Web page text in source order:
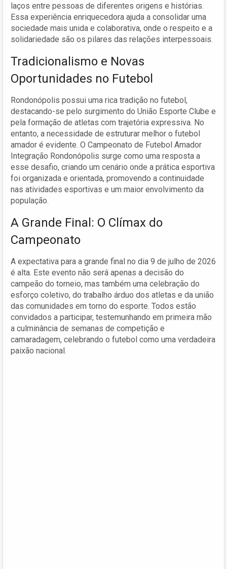
laços entre pessoas de diferentes origens e histórias.
Essa experiência enriquecedora ajuda a consolidar uma
sociedade mais unida e colaborativa, onde o respeito e a
solidariedade são os pilares das relações interpessoais.
Tradicionalismo e Novas
Oportunidades no Futebol
Rondonópolis possui uma rica tradição no futebol,
destacando-se pelo surgimento do União Esporte Clube e
pela formação de atletas com trajetória expressiva. No
entanto, a necessidade de estruturar melhor o futebol
amador é evidente. O Campeonato de Futebol Amador
Integração Rondonópolis surge como uma resposta a
esse desafio, criando um cenário onde a prática esportiva
foi organizada e orientada, promovendo a continuidade
nas atividades esportivas e um maior envolvimento da
população.
A Grande Final: O Clímax do
Campeonato
A expectativa para a grande final no dia 9 de julho de 2026
é alta. Este evento não será apenas a decisão do
campeão do torneio, mas também uma celebração do
esforço coletivo, do trabalho árduo dos atletas e da união
das comunidades em torno do esporte. Todos estão
convidados a participar, testemunhando em primeira mão
a culminância de semanas de competição e
camaradagem, celebrando o futebol como uma verdadeira
paixão nacional.